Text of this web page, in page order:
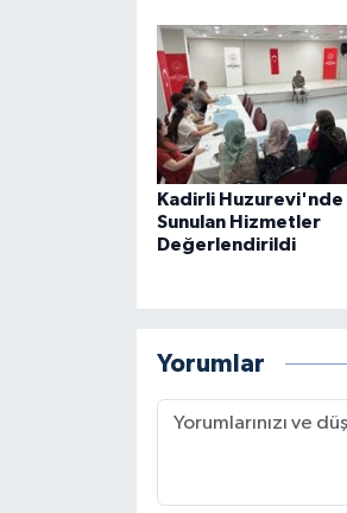
Kadirli Huzurevi'nde
Sunulan Hizmetler
Değerlendirildi
Yorumlar